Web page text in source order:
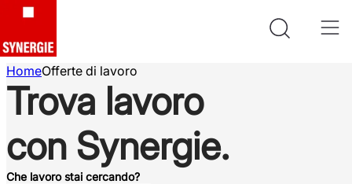
HomeOfferte di lavoro
Trova lavoro
con Synergie.
Che lavoro stai cercando?